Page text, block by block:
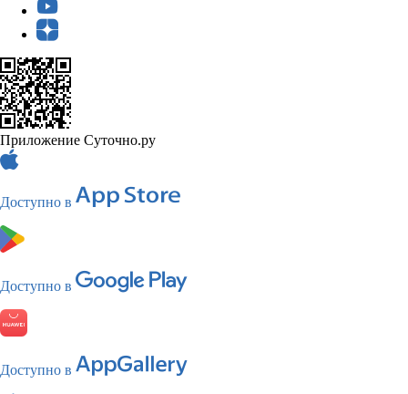
Приложение Суточно.ру
Доступно в
Доступно в
Доступно в